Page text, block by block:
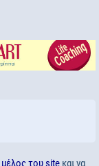
μέλος του site και να